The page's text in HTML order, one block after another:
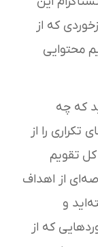
که از
محتوایی
که چه
را از
تقویم
از اهداف
و
که از